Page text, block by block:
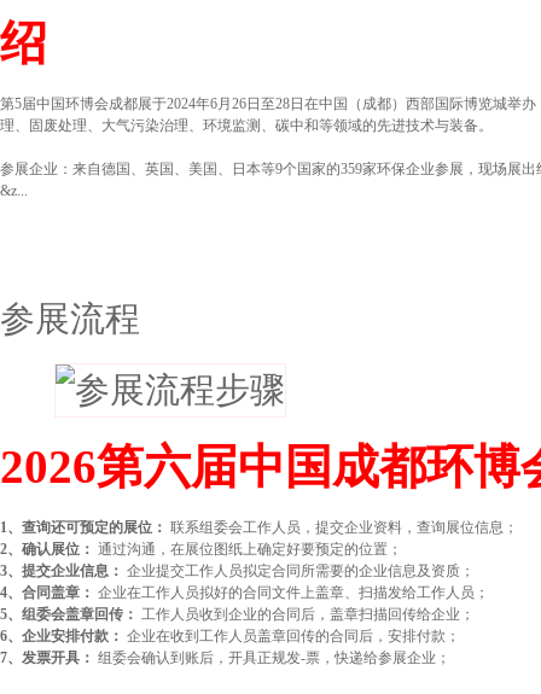
绍
第5届中国环博会成都展于2024年6月26日至28日在中国（成都）西部国际博览城举
理、固废处理、大气污染治理、环境监测、碳中和等领域的先进技术与装备。
参展企业‌：来自德国、英国、美国、日本等9个国家的‌359家环保企业‌参展，现场展
&z...
参展流程
‌2026第六届中国成都环
1、查询还可预定的展位： 联系组委会工作人员，提交企业资料，查询展位信息；
2、确认展位： 通过沟通，在展位图纸上确定好要预定的位置；
3、提交企业信息： 企业提交工作人员拟定合同所需要的企业信息及资质；
4、合同盖章： 企业在工作人员拟好的合同文件上盖章、扫描发给工作人员；
5、组委会盖章回传： 工作人员收到企业的合同后，盖章扫描回传给企业；
6、企业安排付款： 企业在收到工作人员盖章回传的合同后，安排付款；
7、发票开具： 组委会确认到账后，开具正规发-票，快递给参展企业；